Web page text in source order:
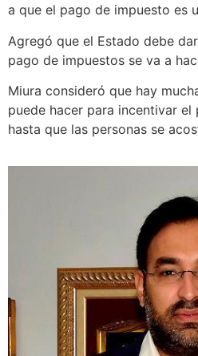
a que el pago de impuesto es
Agregó que el Estado debe
pago de impuestos se va a
Miura consideró que hay
puede hacer para incentivar
hasta que las personas se